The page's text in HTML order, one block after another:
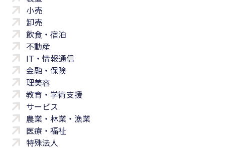
小売
卸売
飲食・宿泊
不動産
IT・情報通信
金融・保険
理美容
教育・学術支援
サービス
農業・林業・漁業
医療・福祉
特殊法人